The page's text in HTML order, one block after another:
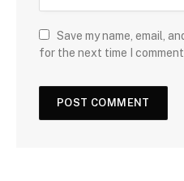
Save my name, email,
for the next time I